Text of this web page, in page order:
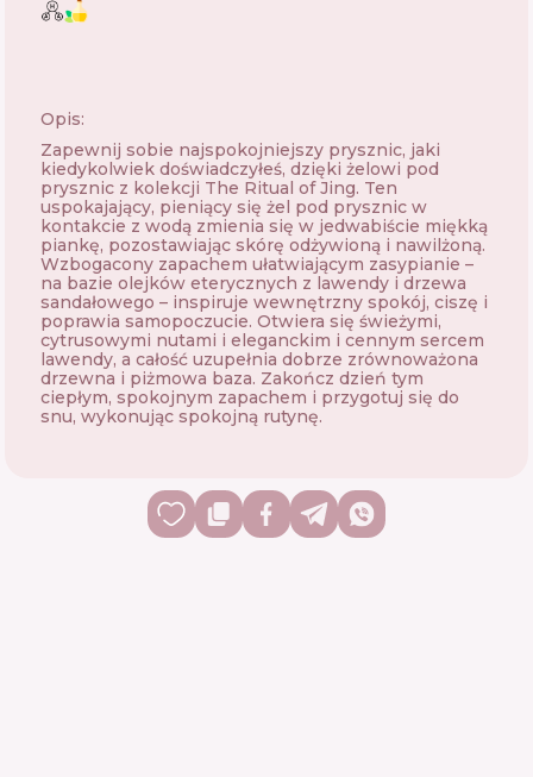
Opis:
Zapewnij sobie najspokojniejszy prysznic, jaki
kiedykolwiek doświadczyłeś, dzięki żelowi pod
prysznic z kolekcji The Ritual of Jing. Ten
uspokajający, pieniący się żel pod prysznic w
kontakcie z wodą zmienia się w jedwabiście miękką
piankę, pozostawiając skórę odżywioną i nawilżoną.
Wzbogacony zapachem ułatwiającym zasypianie –
na bazie olejków eterycznych z lawendy i drzewa
sandałowego – inspiruje wewnętrzny spokój, ciszę i
poprawia samopoczucie. Otwiera się świeżymi,
cytrusowymi nutami i eleganckim i cennym sercem
lawendy, a całość uzupełnia dobrze zrównoważona
drzewna i piżmowa baza. Zakończ dzień tym
ciepłym, spokojnym zapachem i przygotuj się do
snu, wykonując spokojną rutynę.